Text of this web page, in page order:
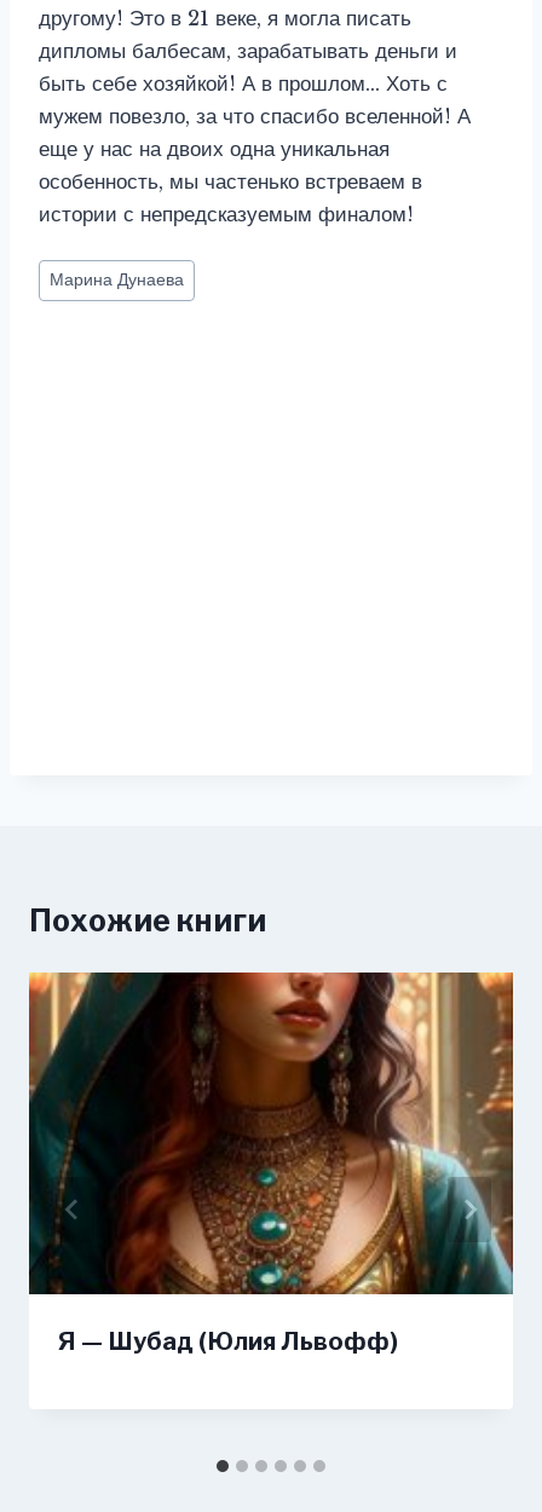
другому! Это в 21 веке, я могла писать
дипломы балбесам, зарабатывать деньги и
быть себе хозяйкой! А в прошлом… Хоть с
мужем повезло, за что спасибо вселенной! А
еще у нас на двоих одна уникальная
особенность, мы частенько встреваем в
истории с непредсказуемым финалом!
Метки
записи:
Марина Дунаева
Похожие книги
Я — Шубад (Юлия Львофф)